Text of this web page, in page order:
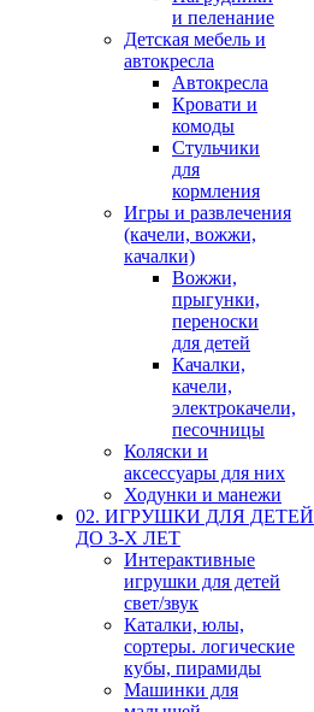
и пеленание
Детская мебель и
автокресла
Автокресла
Кровати и
комоды
Стульчики
для
кормления
Игры и развлечения
(качели, вожжи,
качалки)
Вожжи,
прыгунки,
переноски
для детей
Качалки,
качели,
электрокачели,
песочницы
Коляски и
аксессуары для них
Ходунки и манежи
02. ИГРУШКИ ДЛЯ ДЕТЕЙ
ДО 3-Х ЛЕТ
Интерактивные
игрушки для детей
свет/звук
Каталки, юлы,
сортеры. логические
кубы, пирамиды
Машинки для